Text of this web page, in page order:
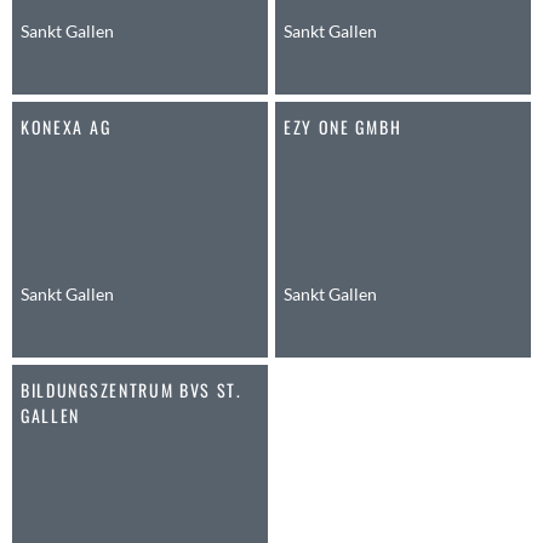
Anwil
Au SG
Baar
Bassersdorf
Bendern
Benken (SG)
Bergdietikon
Sankt Gallen Sankt Gallen
KONEXA AG
Sankt Gallen
EZY ONE GMBH
Sankt Gallen
BILDUNGSZENTRUM BVS ST.
GALLEN